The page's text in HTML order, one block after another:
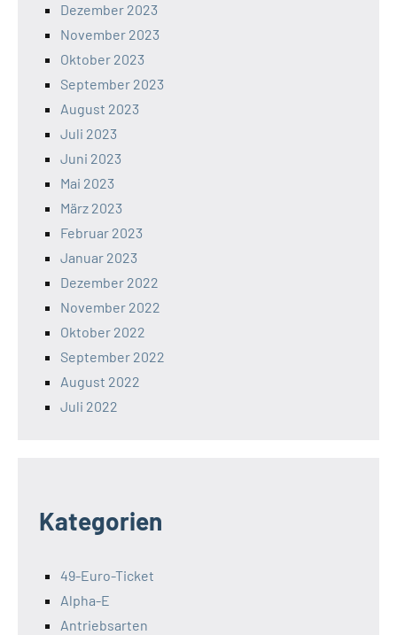
Dezember 2023
November 2023
Oktober 2023
September 2023
August 2023
Juli 2023
Juni 2023
Mai 2023
März 2023
Februar 2023
Januar 2023
Dezember 2022
November 2022
Oktober 2022
September 2022
August 2022
Juli 2022
Kategorien
49-Euro-Ticket
Alpha-E
Antriebsarten